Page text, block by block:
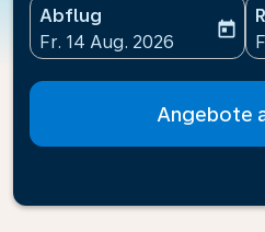
Abflug
fc-booking-departure-
Fr. 14 Aug. 2026
today
Angebote